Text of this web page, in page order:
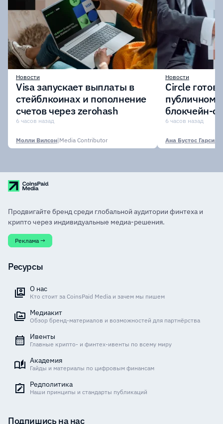
Новости
Visa запускает выплаты в
стейблкоинах и пополнение
счетов через zerohash
6 часов назад
Молли Вилсон|Media Contributor
Новости
Circle
публичному
блокчейн-
участии
6 часов назад
Ана Бустос Гарсия
Продвигайте бренд среди глобальной аудитории финтеха и
крипто через индивидуальные медиа-решения.
Реклама →
Ресурсы
О нас
Кто стоит за CoinsPaid Media и зачем мы пишем
Медиакит
Обзор бренд-материалов и возможностей для партнёрства
Ивенты
Главные крипто- и финтех-ивенты по всему миру
Академия
Гайды и материалы по цифровым финансам
Редполитика
Наши принципы и стандарты публикаций
Подпишись на нас